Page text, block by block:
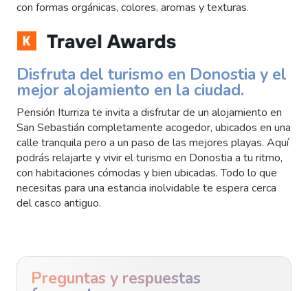
con formas orgánicas, colores, aromas y texturas.
Disfruta del turismo en Donostia y el
mejor alojamiento en la ciudad.
Pensión Iturriza te invita a disfrutar de un alojamiento en
San Sebastián completamente acogedor, ubicados en una
calle tranquila pero a un paso de las mejores playas. Aquí
podrás relajarte y vivir el turismo en Donostia a tu ritmo,
con habitaciones cómodas y bien ubicadas. Todo lo que
necesitas para una estancia inolvidable te espera cerca
del casco antiguo.
Preguntas y respuestas